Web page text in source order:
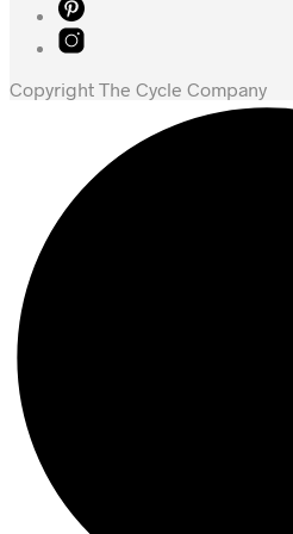
Copyright The Cycle Company